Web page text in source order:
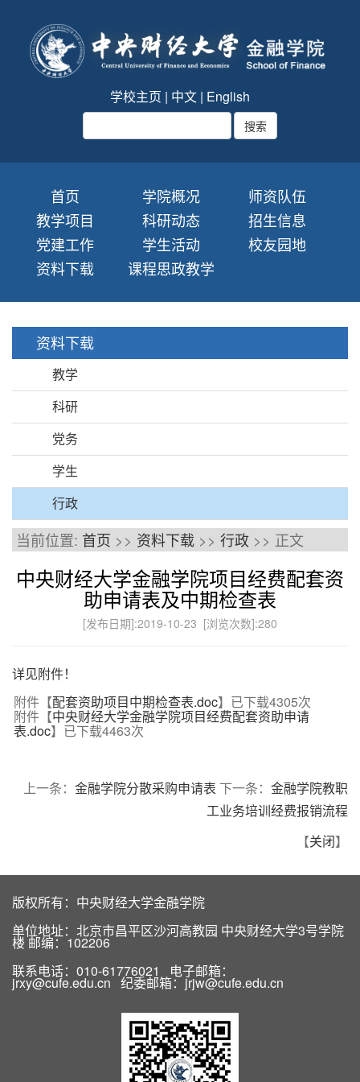
学校主页 | 中文 | English
首页 学院概况
师资队伍
教学项目
科研动态
招生信息
党建工作
学生活动
校友园地
资料下载
课程思政教学
资料下载
教学
科研
党务
学生
行政
当前位置: 首页 >> 资料下载 >> 行政 >> 正文
中央财经大学金融学院项目经费配套资
助申请表及中期检查表
[发布日期]:2019-10-23 [浏览次数]:280
详见附件！
附件【配套资助项目中期检查表.doc】已下载4305次
附件【中央财经大学金融学院项目经费配套资助申请
表.doc】已下载4463次
上一条： 金融学院分散采购申请表 下一条： 金融学院教职
工业务培训经费报销流程
【关闭】
版权所有：中央财经大学金融学院
单位地址：北京市昌平区沙河高教园 中央财经大学3号学院
楼 邮编：102206
联系电话：010-61776021 电子邮箱：
jrxy@cufe.edu.cn 纪委邮箱：jrjw@cufe.edu.cn